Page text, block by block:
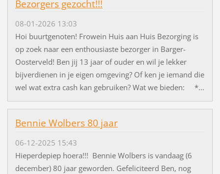
Bezorgers gezocht!!!
08-01-2026 13:03
Hoi buurtgenoten! Frowein Huis aan Huis Bezorging is
op zoek naar een enthousiaste bezorger in Barger-
Oosterveld! Ben jij 13 jaar of ouder en wil je lekker
bijverdienen in je eigen omgeving? Of ken je iemand die
wel wat extra cash kan gebruiken? Wat we bieden: *...
Bennie Wolbers 80 jaar
06-12-2025 15:43
Hieperdepiep hoera!!! Bennie Wolbers is vandaag (6
december) 80 jaar geworden. Gefeliciteerd Ben, nog